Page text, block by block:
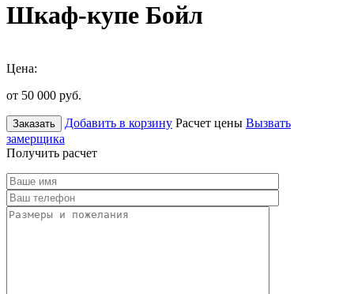
Шкаф-купе Бойл
Цена:
от 50 000 руб.
Заказать Добавить в корзину Расчет цены Вызвать
замерщика
Получить расчет